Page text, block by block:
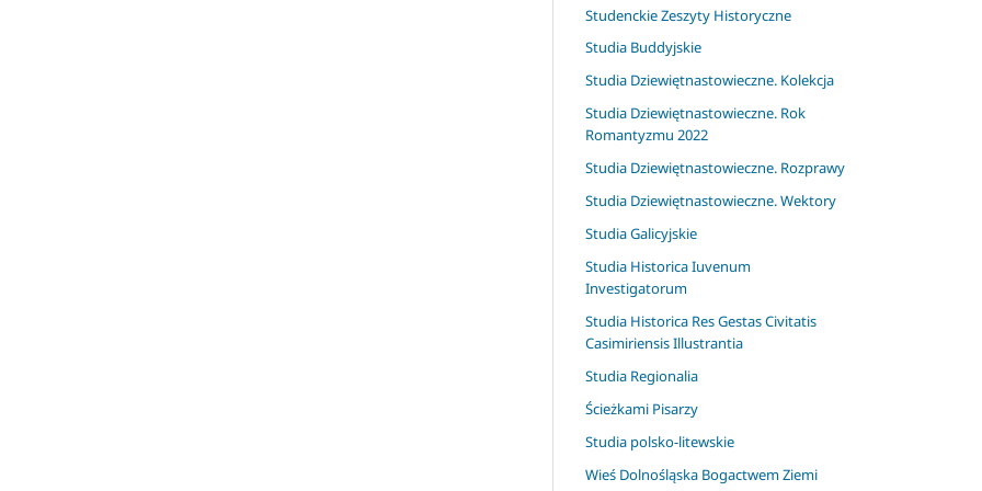
Studenckie Zeszyty Historyczne
Studia Buddyjskie
Studia Dziewiętnastowieczne. Kolekcja
Studia Dziewiętnastowieczne. Rok
Romantyzmu 2022
Studia Dziewiętnastowieczne. Rozprawy
Studia Dziewiętnastowieczne. Wektory
Studia Galicyjskie
Studia Historica Iuvenum
Investigatorum
Studia Historica Res Gestas Civitatis
Casimiriensis Illustrantia
Studia Regionalia
Ścieżkami Pisarzy
Studia polsko-litewskie
Wieś Dolnośląska Bogactwem Ziemi